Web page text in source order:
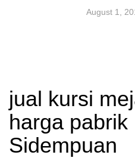
August 1,
jual kursi
harga pabrik
Sidempuan